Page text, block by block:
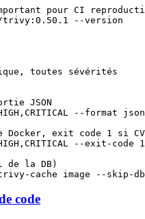
pour CI
trivy:0.50.1 --version
toutes sévérités
JSON
--format json
exit code 1 si CVE
--exit-code 1
la DB)
cache image --skip-
code